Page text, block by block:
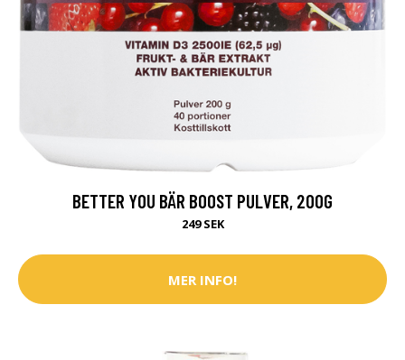
BETTER YOU BÄR BOOST PULVER, 200G
249 SEK
MER INFO!